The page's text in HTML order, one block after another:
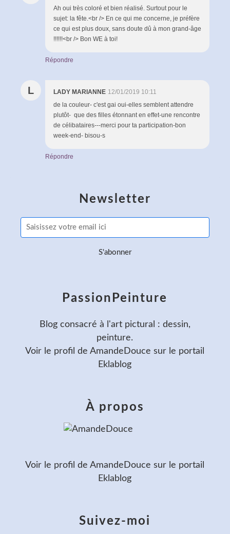
Ah oui très coloré et bien réalisé. Surtout pour le
sujet: la fête.<br /> En ce qui me concerne, je préfère
ce qui est plus doux, sans doute dû à mon grand-âge
!!!!!!<br /> Bon WE à toi!
Répondre
L LADY MARIANNE 12/01/2019 10:11
de la couleur- c'est gai oui-elles semblent attendre
plutôt- que des filles étonnant en effet-une rencontre
de célibataires---merci pour ta participation-bon
week-end- bisou-s
Répondre
Newsletter
PassionPeinture
Blog consacré à l'art pictural : dessin,
peinture.
Voir le profil deAmandeDouce sur le portail
Eklablog
Suivez-moi
À propos
Voir le profil deAmandeDouce sur le portail
Eklablog